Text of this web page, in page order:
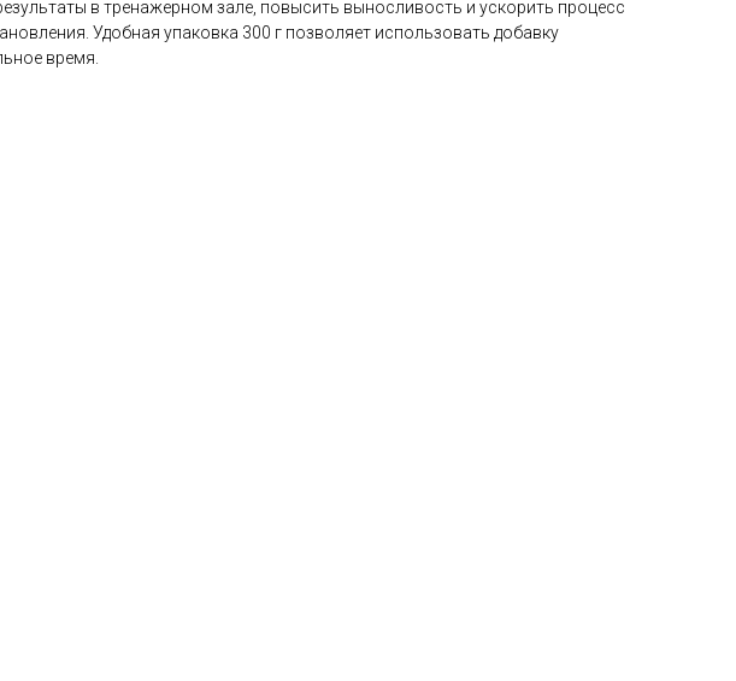
в тренажерном зале, повысить выносливость и ускорить процесс
Удобная упаковка 300 г позволяет использовать добавку
время.